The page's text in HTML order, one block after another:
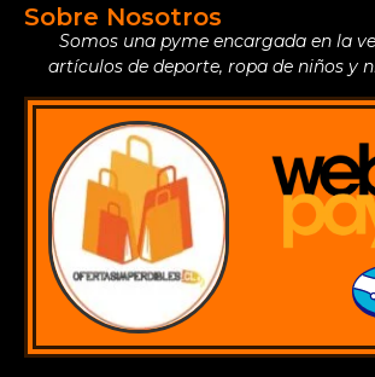
Sobre Nosotros
Somos una pyme encargada en la
artículos de deporte, ropa de niños y